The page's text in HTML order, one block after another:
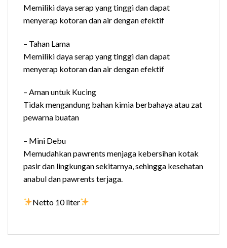
Memiliki daya serap yang tinggi dan dapat
menyerap kotoran dan air dengan efektif
– Tahan Lama
Memiliki daya serap yang tinggi dan dapat
menyerap kotoran dan air dengan efektif
– Aman untuk Kucing
Tidak mengandung bahan kimia berbahaya atau zat
pewarna buatan
– Mini Debu
Memudahkan pawrents menjaga kebersihan kotak
pasir dan lingkungan sekitarnya, sehingga kesehatan
anabul dan pawrents terjaga.
Netto 10 liter